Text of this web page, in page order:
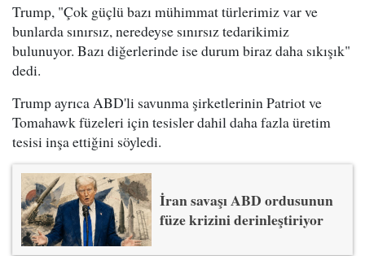
Trump, "Çok güçlü bazı mühimmat türlerimiz var ve
bunlarda sınırsız, neredeyse sınırsız tedarikimiz
bulunuyor. Bazı diğerlerinde ise durum biraz daha sıkışık"
dedi.
Trump ayrıca ABD'li savunma şirketlerinin Patriot ve
Tomahawk füzeleri için tesisler dahil daha fazla üretim
tesisi inşa ettiğini söyledi.
İran savaşı ABD ordusunun
füze krizini derinleştiriyor